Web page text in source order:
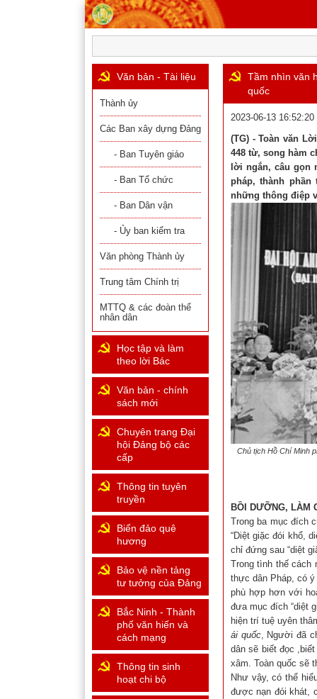
Tầm nhìn văn
quốc
2023-06-13 16:52:20
(TG) - Toàn văn
448 từ, song hàm
lời ngắn, câu gọn
pháp, thành
những thông điệp
Chủ tịch Hồ Chí Minh
BỒI DƯỠNG, LÀM
Trong ba mục đích
“Diệt giặc đói khổ,
chỉ đứng sau “diệt
Trong tình thế cách
thực dân Pháp, có ý
phù hợp hơn với
đưa mục đích “diệt
hiện trí tuệ uyên
ái quốc, Người đã
dân sẽ biết đọc
xâm. Toàn quốc sẽ
Như vậy, có thể
được nạn đói khát,
Văn bản - Tài liệu
Thành ủy
Các Ban xây dựng Đảng
- Ban Tuyên giáo
- Ban Tổ chức
- Ban Dân vận
- Ủy ban kiểm tra
Văn phòng Thành ủy
Trung tâm Chính trị
MTTQ & các đoàn thể
nhân dân
Học tập và làm
theo lời Bác
Văn bản - chính
sách mới
Chuyên trang Đại
hội Đảng bộ các
cấp
Thông tin tuyên
truyền
Biển đảo quê
hương
Bảo vệ nền tảng
tư tưởng của Đảng
Bắc Ninh - Thành
phố văn hiến và
cách mạng
Thông tin sinh
hoạt chi bộ